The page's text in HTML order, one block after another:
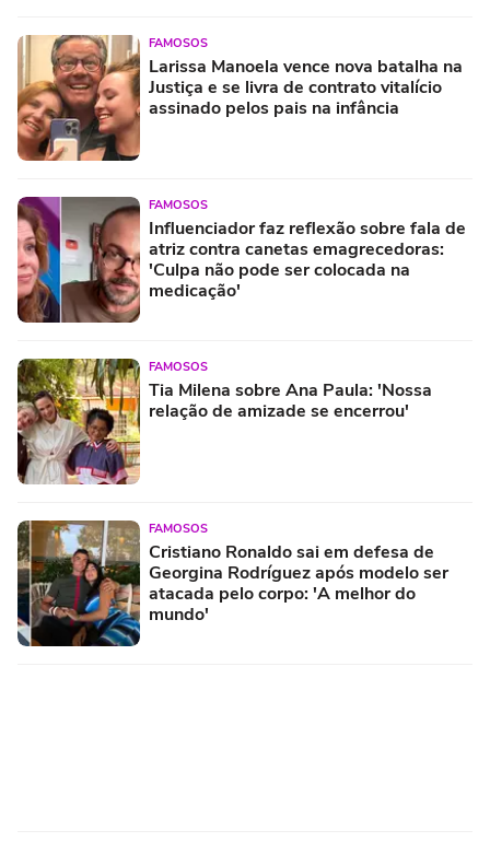
FAMOSOS
Larissa Manoela vence nova batalha na
Justiça e se livra de contrato vitalício
assinado pelos pais na infância
FAMOSOS
Influenciador faz reflexão sobre fala de
atriz contra canetas emagrecedoras:
'Culpa não pode ser colocada na
medicação'
FAMOSOS
Tia Milena sobre Ana Paula: 'Nossa
relação de amizade se encerrou'
FAMOSOS
Cristiano Ronaldo sai em defesa de
Georgina Rodríguez após modelo ser
atacada pelo corpo: 'A melhor do
mundo'